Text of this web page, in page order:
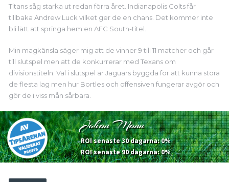
Titans såg starka ut redan förra året. Indianapolis Colts får
tillbaka Andrew Luck vilket ger de en chans. Det kommer inte
bli lätt att springa hem en AFC South-titel.
Min magkänsla säger mig att de vinner 9 till 11 matcher och går
till slutspel men att de konkurrerar med Texans om
divisionstiteln. Väl i slutspel är Jaguars byggda för att kunna störa
de flesta lag men hur Bortles och offensiven fungerar avgör och
gör de i viss mån sårbara.
Johan Mann
ROI senaste 30 dagarna: 0%
ROI senaste 90 dagarna: 0%